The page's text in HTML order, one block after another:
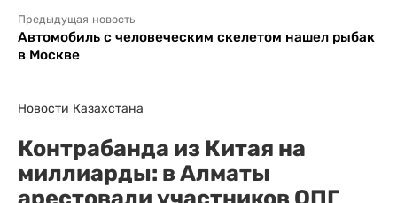
Предыдущая новость
Автомобиль с человеческим скелетом нашел рыбак
в Москве
Новости Казахстана
Контрабанда из Китая на
миллиарды: в Алматы
арестовали участников ОПГ